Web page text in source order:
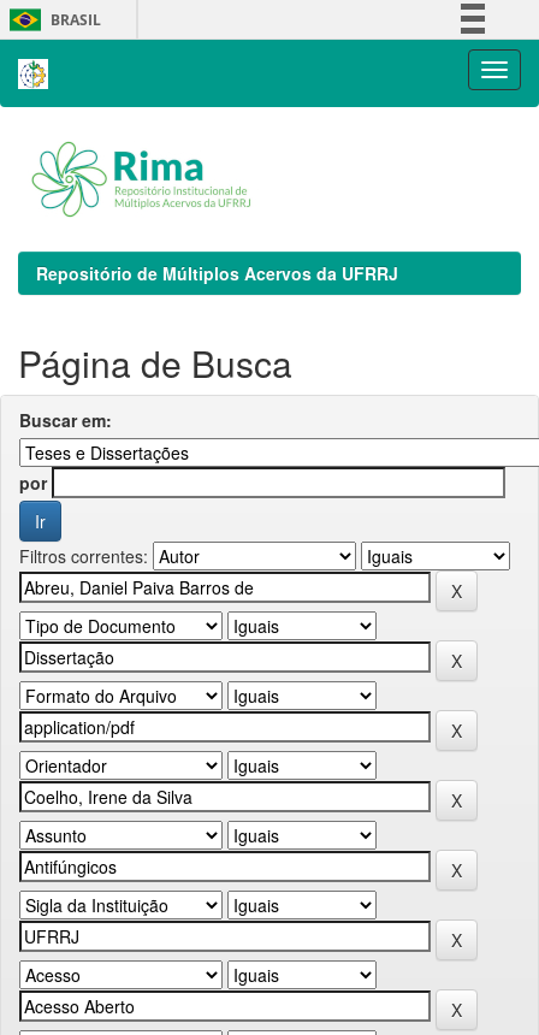
Skip
navigation
BRASIL
Repositório de Múltiplos Acervos da UFRRJ
Página de Busca
Buscar em:
por
Filtros correntes: